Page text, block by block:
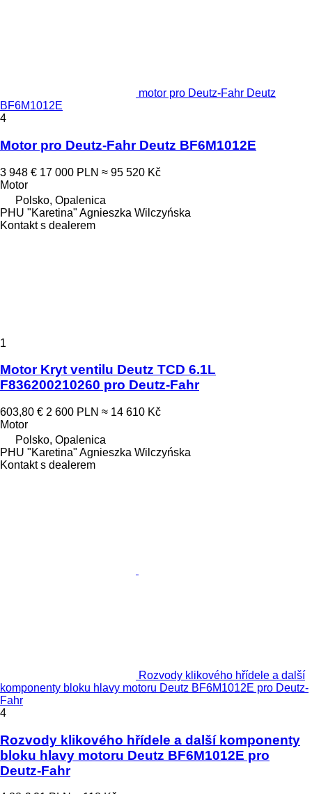
motor pro Deutz-Fahr Deutz
BF6M1012E
4
Motor pro Deutz-Fahr Deutz BF6M1012E
3 948 € 17 000 PLN ≈ 95 520 Kč
Motor
Polsko, Opalenica
PHU "Karetina" Agnieszka Wilczyńska
Kontakt s dealerem
1
Motor Kryt ventilu Deutz TCD 6.1L
F836200210260 pro Deutz-Fahr
603,80 € 2 600 PLN ≈ 14 610 Kč
Motor
Polsko, Opalenica
PHU "Karetina" Agnieszka Wilczyńska
Kontakt s dealerem
Rozvody klikového hřídele a další
komponenty bloku hlavy motoru Deutz BF6M1012E pro Deutz-
Fahr
4
Rozvody klikového hřídele a další komponenty
bloku hlavy motoru Deutz BF6M1012E pro
Deutz-Fahr